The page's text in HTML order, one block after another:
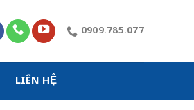
0909.785.077
LIÊN HỆ